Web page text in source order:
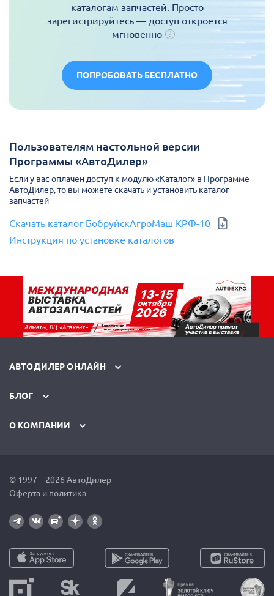
каталогам запчастей. Просто
зарегистрируйтесь — доступ откроется
мгновенно
ПОПРОБОВАТЬ БЕСПЛАТНО
Пользователям настольной версии
Программы «АвтоДилер»
Если у вас оплачен доступ к модулю «Каталог» в Программе
АвтоДилер, то вы можете скачать и установить каталог
запчастей
Скачать каталог БобруйскАгроМаш КРФ-10
Инструкция по установке каталогов
АВТОДИЛЕР ОНЛАЙН
БЛОГ
О КОМПАНИИ
© 1997 – 2026 АвтоДилер
Оферта и политика